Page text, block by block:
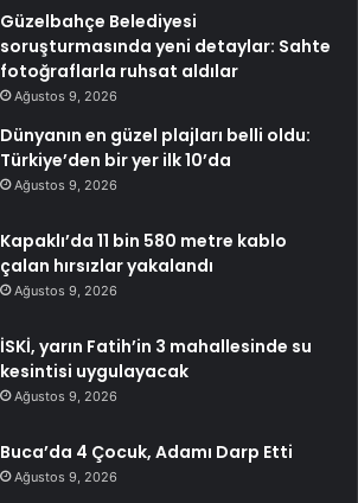
Güzelbahçe Belediyesi
soruşturmasında yeni detaylar: Sahte
fotoğraflarla ruhsat aldılar
Ağustos 9, 2026
Dünyanın en güzel plajları belli oldu:
Türkiye’den bir yer ilk 10’da
Ağustos 9, 2026
Kapaklı’da 11 bin 580 metre kablo
çalan hırsızlar yakalandı
Ağustos 9, 2026
İSKİ, yarın Fatih’in 3 mahallesinde su
kesintisi uygulayacak
Ağustos 9, 2026
Buca’da 4 Çocuk, Adamı Darp Etti
Ağustos 9, 2026